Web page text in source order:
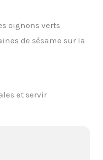
oignons verts
de sésame sur la
et servir